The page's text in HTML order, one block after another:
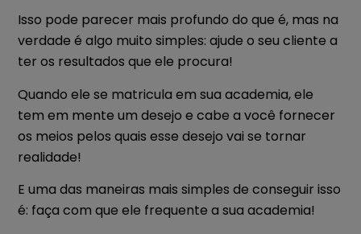
Isso pode parecer mais profundo do que é, mas na
verdade é algo muito simples: ajude o seu cliente a
ter os resultados que ele procura!
Quando ele se matricula em sua academia, ele
tem em mente um desejo e cabe a você fornecer
os meios pelos quais esse desejo vai se tornar
realidade!
E uma das maneiras mais simples de conseguir isso
é: faça com que ele frequente a sua academia!